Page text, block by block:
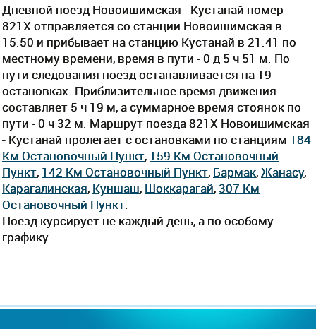
Дневной поезд Новоишимская - Кустанай номер
821Х отправляется со станции Новоишимская в
15.50 и прибывает на станцию Кустанай в 21.41 по
местному времени, время в пути - 0 д 5 ч 51 м. По
пути следования поезд останавливается на 19
остановках. Приблизительное время движения
составляет 5 ч 19 м, а суммарное время стоянок по
пути - 0 ч 32 м. Маршрут поезда 821Х Новоишимская
- Кустанай пролегает c остановками по станциям 184
Км Остановочный Пункт, 159 Км Остановочный
Пункт, 142 Км Остановочный Пункт, Бармак,Жанасу,
Карагалинская, Куншаш, Шоккарагай,307 Км
Остановочный Пункт
Поезд курсирует не каждый день, а по особому
графику.